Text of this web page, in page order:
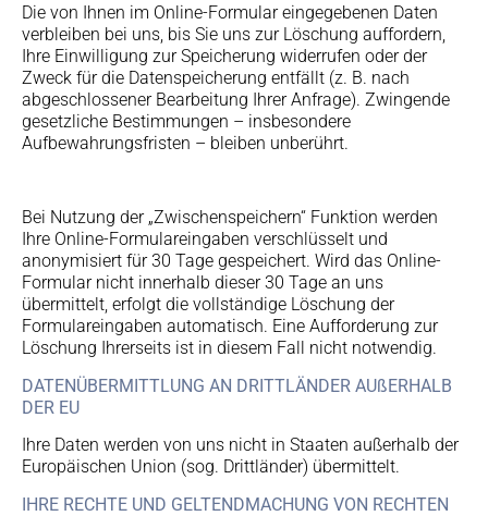
Die von Ihnen im Online-Formular eingegebenen Daten
verbleiben bei uns, bis Sie uns zur Löschung auffordern,
Ihre Einwilligung zur Speicherung widerrufen oder der
Zweck für die Datenspeicherung entfällt (z. B. nach
abgeschlossener Bearbeitung Ihrer Anfrage). Zwingende
gesetzliche Bestimmungen – insbesondere
Aufbewahrungsfristen – bleiben unberührt.
Bei Nutzung der „Zwischenspeichern“ Funktion werden
Ihre Online-Formulareingaben verschlüsselt und
anonymisiert für 30 Tage gespeichert. Wird das Online-
Formular nicht innerhalb dieser 30 Tage an uns
übermittelt, erfolgt die vollständige Löschung der
Formulareingaben automatisch. Eine Aufforderung zur
Löschung Ihrerseits ist in diesem Fall nicht notwendig.
DATENÜBERMITTLUNG AN DRITTLÄNDER AUßERHALB
DER EU
Ihre Daten werden von uns nicht in Staaten außerhalb der
Europäischen Union (sog. Drittländer) übermittelt.
IHRE RECHTE UND GELTENDMACHUNG VON RECHTEN